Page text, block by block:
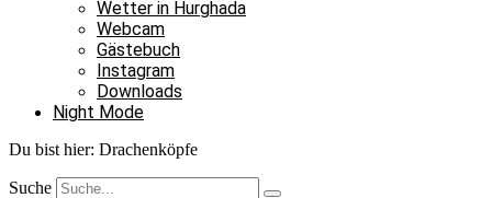
Wetter in Hurghada
Webcam
Gästebuch
Instagram
Downloads
Night Mode
Du bist hier: Drachenköpfe
Suche